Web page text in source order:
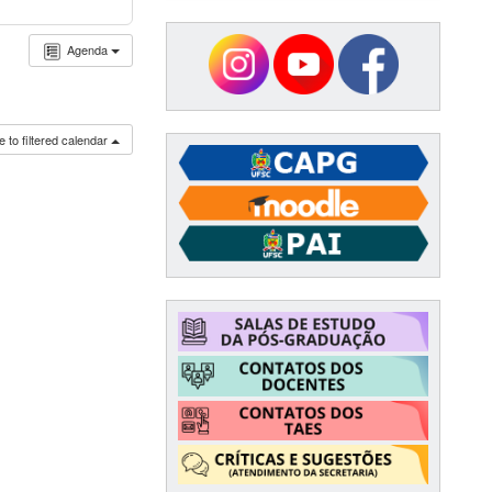
Agenda
to filtered calendar